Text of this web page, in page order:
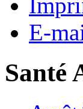
E-
Santé